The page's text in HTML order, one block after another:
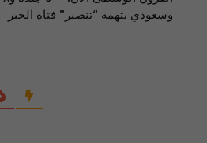
وسعودي بتهمة “تنصير” فتاة الخبر